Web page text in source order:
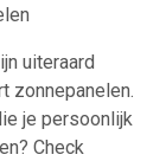
uiteraard
zonnepanelen.
je persoonlijk
Check